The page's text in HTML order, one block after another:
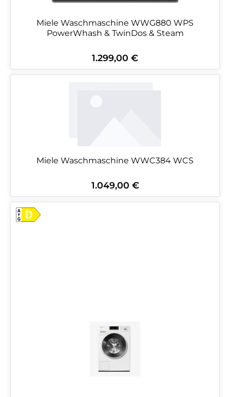
Miele Waschmaschine WWG880 WPS
PowerWhash & TwinDos & Steam
Regulärer Preis:
1.299,00 €
Miele Waschmaschine WWC384 WCS
Regulärer Preis:
1.049,00 €